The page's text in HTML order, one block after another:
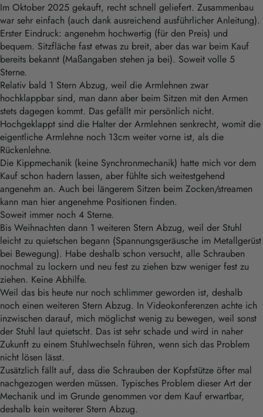
Im Oktober 2025 gekauft, recht schnell geliefert. Zusammenbau
war sehr einfach (auch dank ausreichend ausführlicher Anleitung).
Erster Eindruck: angenehm hochwertig (für den Preis) und
bequem. Sitzfläche fast etwas zu breit, aber das war beim Kauf
bereits bekannt (Maßangaben stehen ja bei). Soweit volle 5
Sterne.
Relativ bald 1 Stern Abzug, weil die Armlehnen zwar
hochklappbar sind, man dann aber beim Sitzen mit den Armen
stets dagegen kommt. Das gefällt mir persönlich nicht.
Hochgeklappt sind die Halter der Armlehnen senkrecht, womit die
eigentliche Armlehne noch 13cm weiter vorne ist, als die
Rückenlehne.
Die Kippmechanik (keine Synchronmechanik) hatte mich vor dem
Kauf schon hadern lassen, aber fühlte sich weitestgehend
angenehm an. Auch bei längerem Sitzen beim Zocken/streamen
kann man hier angenehme Positionen finden.
Soweit immer noch 4 Sterne.
Bis Weihnachten dann 1 weiteren Stern Abzug, weil der Stuhl
leicht zu quietschen begann (Spannungsgeräusche im Metallgerüst
bei Bewegung). Habe deshalb schon versucht, alle Schrauben
nochmal zu lockern und neu fest zu ziehen bzw weniger fest zu
ziehen. Keine Abhilfe.
Weil das bis heute nur noch schlimmer geworden ist, deshalb
noch einen weiteren Stern Abzug. In Videokonferenzen achte ich
inzwischen darauf, mich möglichst wenig zu bewegen, weil sonst
der Stuhl laut quietscht. Das ist sehr schade und wird in naher
Zukunft zu einem Stuhlwechseln führen, wenn sich das Problem
nicht lösen lässt.
Zusätzlich fällt auf, dass die Schrauben der Kopfstütze öfter mal
nachgezogen werden müssen. Typisches Problem dieser Art der
Mechanik und im Grunde genommen vor dem Kauf erwartbar,
deshalb kein weiterer Stern Abzug.